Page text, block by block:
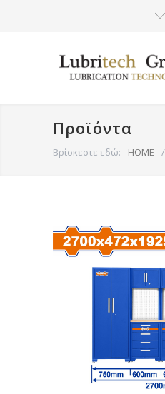
Προϊόντα
Βρίσκεστε εδώ: HOME /